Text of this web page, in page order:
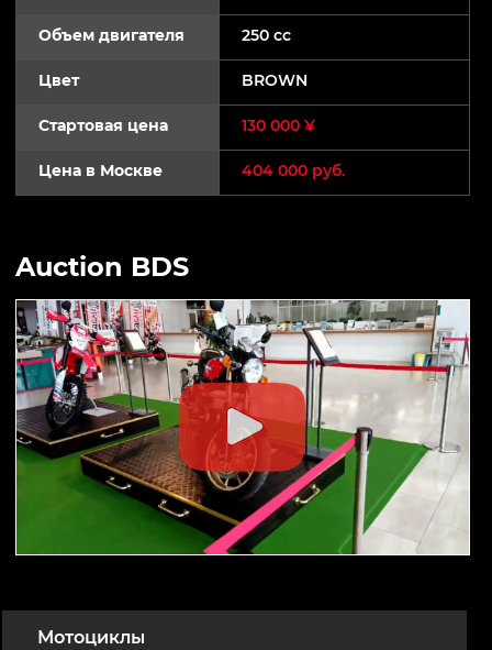
Мотоциклы
Объем двигателя 250 cc
Цвет BROWN
Стартовая цена 130 000 ¥
Цена в Москве 404 000 руб.
Auction BDS